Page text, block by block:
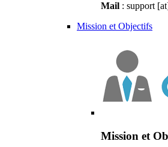
Mail : support
Mission et Objectifs
Mission et